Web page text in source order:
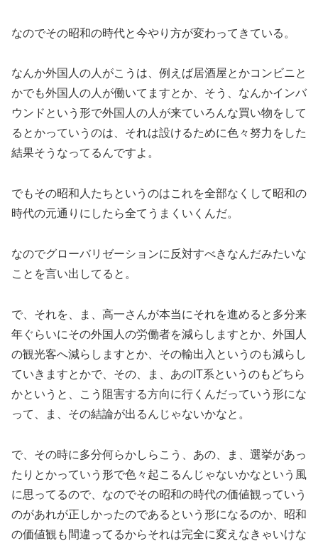
なのでその昭和の時代と今やり方が変わってきている。
なんか外国人の人がこうは、例えば居酒屋とかコンビニと
かでも外国人の人が働いてますとか、そう、なんかインバ
ウンドという形で外国人の人が来ていろんな買い物をして
るとかっていうのは、それは設けるために色々努力をした
結果そうなってるんですよ。
でもその昭和人たちというのはこれを全部なくして昭和の
時代の元通りにしたら全てうまくいくんだ。
なのでグローバリゼーションに反対すべきなんだみたいな
ことを言い出してると。
で、それを、ま、高一さんが本当にそれを進めると多分来
年ぐらいにその外国人の労働者を減らしますとか、外国人
の観光客へ減らしますとか、その輸出入というのも減らし
ていきますとかで、その、ま、あのIT系というのもどちら
かというと、こう阻害する方向に行くんだっていう形にな
って、ま、その結論が出るんじゃないかなと。
で、その時に多分何らかしらこう、あの、ま、選挙があっ
たりとかっていう形で色々起こるんじゃないかなという風
に思ってるので、なのでその昭和の時代の価値観っていう
のがあれが正しかったのであるという形になるのか、昭和
の価値観も間違ってるからそれは完全に変えなきゃいけな